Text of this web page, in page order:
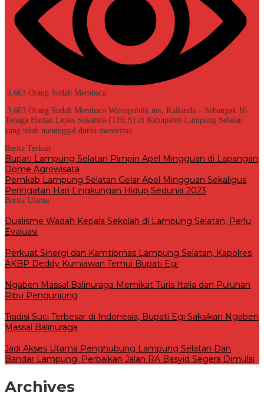
3,663 Orang Sudah Membaca
3,663 Orang Sudah Membaca Wartapublik.net, Kalianda – Sebanyak 16
Tenaga Harian Lepas Sukarela (THLS) di Kabupaten Lampung Selatan
yang telah meninggal dunia menerima
Berita Terkait
Bupati Lampung Selatan Pimpin Apel Mingguan di Lapangan
Dome Agrowisata
Pemkab Lampung Selatan Gelar Apel Mingguan Sekaligus
Peringatan Hari Lingkungan Hidup Sedunia 2023
Berita Utama
Dualisme Wadah Kepala Sekolah di Lampung Selatan, Perlu
Evaluasi
Perkuat Sinergi dan Kamtibmas Lampung Selatan, Kapolres
AKBP Deddy Kurniawan Temui Bupati Egi
Ngaben Massal Balinuraga Memikat Turis Italia dan Puluhan
Ribu Pengunjung
Tradisi Suci Terbesar di Indonesia, Bupati Egi Saksikan Ngaben
Massal Balinuraga
Jadi Akses Utama Penghubung Lampung Selatan Dan
Bandar Lampung, Perbaikan Jalan RA Basyid Segera Dimulai
Archives